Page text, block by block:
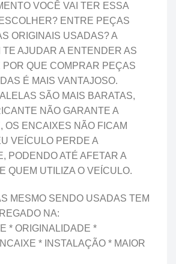
VOCÊ VAI TER ESSA
ENTRE PEÇAS
ORIGINAIS USADAS? A
TE AJUDAR A ENTENDER AS
QUE COMPRAR PEÇAS
É MAIS VANTAJOSO.
SÃO MAIS BARATAS,
NÃO GARANTE A
OS ENCAIXES NÃO FICAM
VEÍCULO PERDE A
PODENDO ATÉ AFETAR A
QUEM UTILIZA O VEÍCULO.
MESMO SENDO USADAS TEM
NA:
* ORIGINALIDADE *
* INSTALAÇÃO * MAIOR